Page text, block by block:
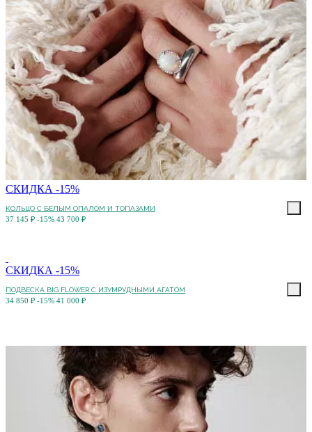
СКИДКА -15%
КОЛЬЦО С БЕЛЫМ ОПАЛОМ И ТОПАЗАМИ
37 145 ₽ -15% 43 700 ₽
СКИДКА -15%
ПОДВЕСКА BIG FLOWER С ИЗУМРУДНЫМИ АГАТОМ
34 850 ₽ -15% 41 000 ₽